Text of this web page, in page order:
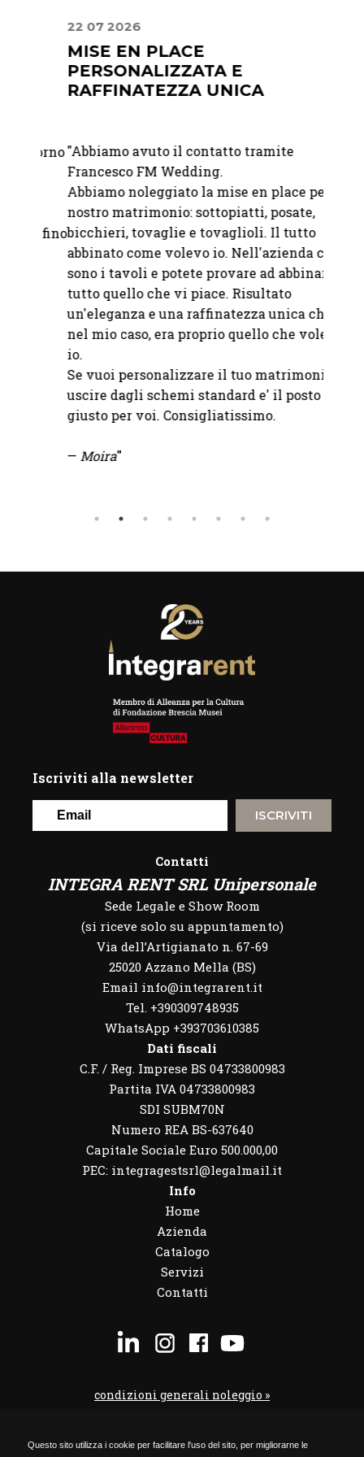
Questo sito utilizza i cookie per facilitare l'uso del sito, per migliorarne le
22 07 2026
MISE EN PLACE
PERSONALIZZATA E
RAFFINATEZZA UNICA
"Abbiamo avuto il contatto tramite
Francesco FM Wedding.
Abbiamo noleggiato la mise en place per il
nostro matrimonio: sottopiatti, posate,
bicchieri, tovaglie e tovaglioli. Il tutto
abbinato come volevo io. Nell'azienda ci
sono i tavoli e potete provare ad abbinare
tutto quello che vi piace. Risultato
un'eleganza e una raffinatezza unica che,
nel mio caso, era proprio quello che volevo
Se vuoi personalizzare il tuo matrimonio e
uscire dagli schemi standard e' il posto
giusto per voi. Consigliatissimo.
Moira"
Iscriviti alla newsletter
ISCRIVITI
Contatti
INTEGRA RENT SRL Unipersonale
Sede Legale e Show Room
(si riceve solo su appuntamento)
Via dell’Artigianato n. 67-69
25020 Azzano Mella (BS)
Email info@integrarent.it
Tel. +390309748935
WhatsApp +393703610385
Dati fiscali
C.F. / Reg. Imprese BS 04733800983
Partita IVA 04733800983
SDI SUBM70N
Numero REA BS-637640
Capitale Sociale Euro 500.000,00
PEC: integragestsrl@legalmail.it
Info
Home
Azienda
Catalogo
Servizi
Contatti
condizioni generali noleggio »
codice etico »